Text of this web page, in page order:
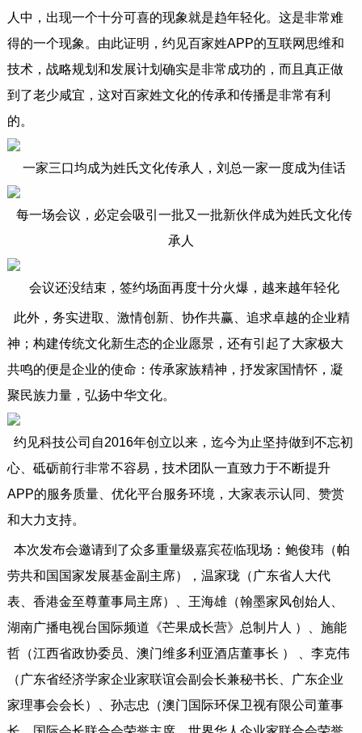
人中，出现一个十分可喜的现象就是趋年轻化。这是非常难
得的一个现象。由此证明，约见百家姓APP的互联网思维和
技术，战略规划和发展计划确实是非常成功的，而且真正做
到了老少咸宜，这对百家姓文化的传承和传播是非常有利
的。
一家三口均成为姓氏文化传承人，刘总一家一度成为佳话
每一场会议，必定会吸引一批又一批新伙伴成为姓氏文化传
承人
会议还没结束，签约场面再度十分火爆，越来越年轻化
此外，务实进取、激情创新、协作共赢、追求卓越的企业精
神；构建传统文化新生态的企业愿景，还有引起了大家极大
共鸣的便是企业的使命：传承家族精神，抒发家国情怀，凝
聚民族力量，弘扬中华文化。
约见科技公司自2016年创立以来，迄今为止坚持做到不忘初
心、砥砺前行非常不容易，技术团队一直致力于不断提升
APP的服务质量、优化平台服务环境，大家表示认同、赞赏
和大力支持。
本次发布会邀请到了众多重量级嘉宾莅临现场：鲍俊玮（帕
劳共和国国家发展基金副主席），温家珑（广东省人大代
表、香港金至尊董事局主席）、王海雄（翰墨家风创始人、
湖南广播电视台国际频道《芒果成长营》总制片人 ）、施能
哲（江西省政协委员、澳门维多利亚酒店董事长 ） 、李克伟
（广东省经济学家企业家联谊会副会长兼秘书长、广东企业
家理事会会长）、孙志忠（澳门国际环保卫视有限公司董事